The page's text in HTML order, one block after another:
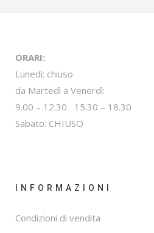
ORARI:
Lunedì: chiuso
da Martedì a Venerdì:
9.00 – 12.30 15.30 – 18.30
Sabato: CHIUSO
INFORMAZIONI
Condizioni di vendita